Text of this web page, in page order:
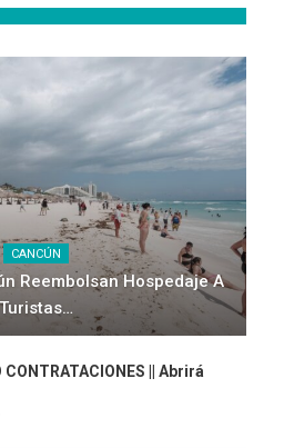
CANCÚN
Reembolsan Hospedaje A
Turistas…
CONTRATACIONES || Abrirá